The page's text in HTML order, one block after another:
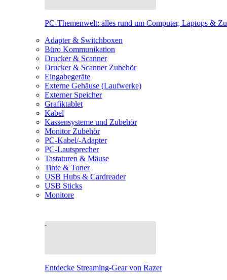
PC-Themenwelt: alles rund um Computer, Laptops &
Adapter & Switchboxen
Büro Kommunikation
Drucker & Scanner
Drucker & Scanner Zubehör
Eingabegeräte
Externe Gehäuse (Laufwerke)
Externer Speicher
Grafiktablet
Kabel
Kassensysteme und Zubehör
Monitor Zubehör
PC-Kabel/-Adapter
PC-Lautsprecher
Tastaturen & Mäuse
Tinte & Toner
USB Hubs & Cardreader
USB Sticks
Monitore
Entdecke Streaming-Gear von Razer